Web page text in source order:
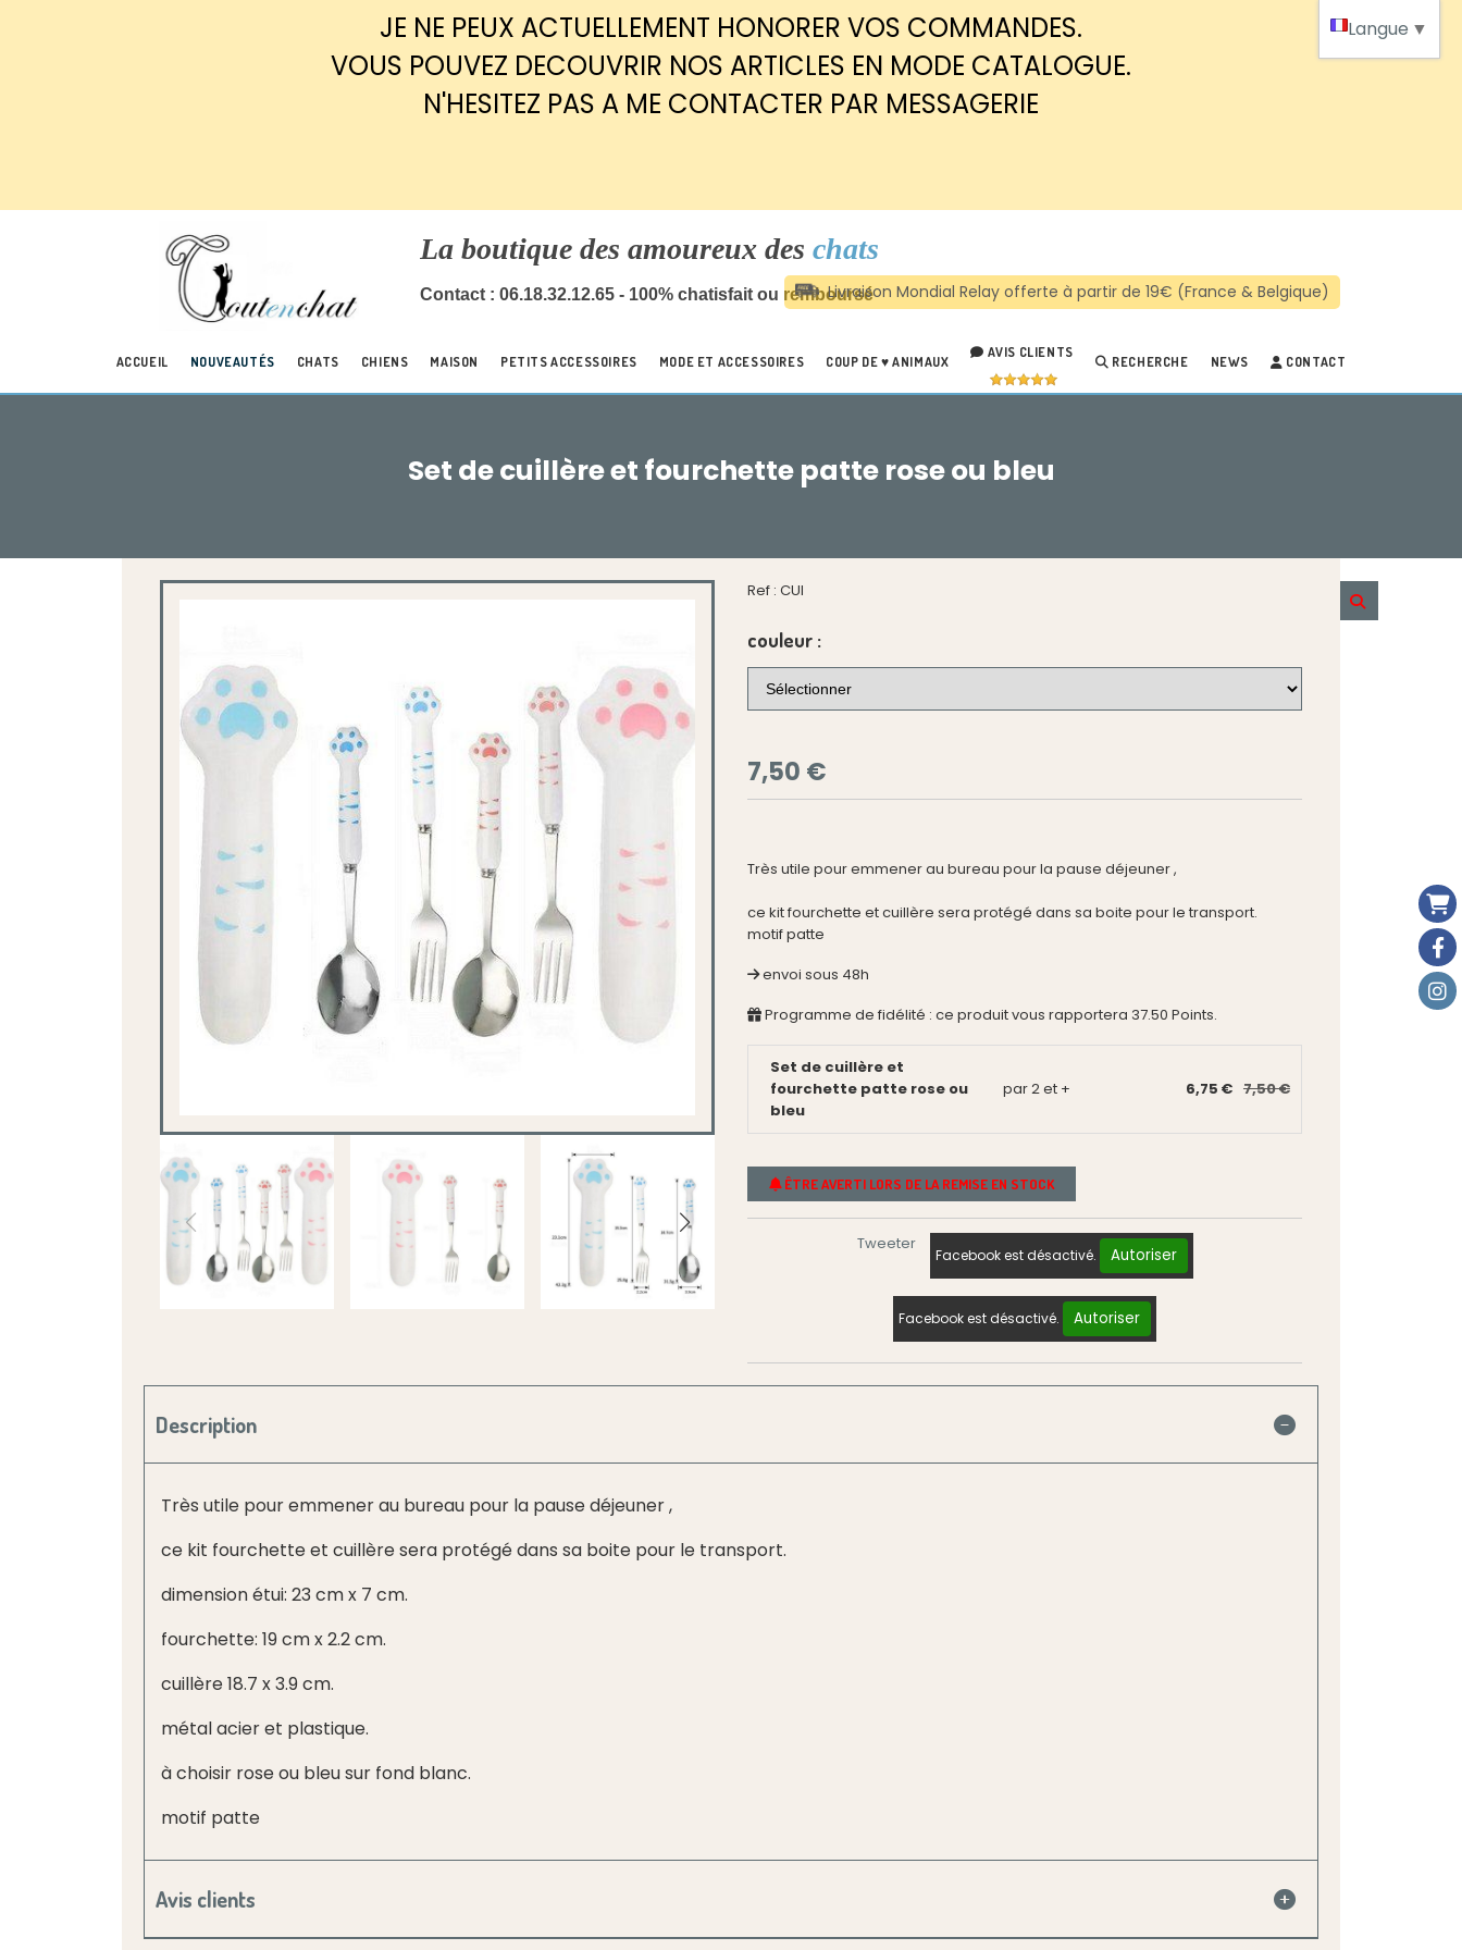
JE NE PEUX ACTUELLEMENT HONORER VOS COMMANDES.
VOUS POUVEZ DECOUVRIR NOS ARTICLES EN MODE CATALOGUE.
N'HESITEZ PAS A ME CONTACTER PAR MESSAGERIE
La boutique des amoureux des chats
Contact : 06.18.32.12.65 - 100% chatisfait ou remboursé
ACCUEIL NOUVEAUTÉS CHATS CHIENS MAISON PETITS ACCESSOIRES MODE ET ACCESSOIRES COUP DE ♥ ANIMAUX
AVIS CLIENTS
RECHERCHE NEWS CONTACT
Set de cuillère et fourchette patte rose ou bleu
Ref : CUI
couleur :
7,50 €
Très utile pour emmener au bureau pour la pause déjeuner ,
ce kit fourchette et cuillère sera protégé dans sa boite pour le transport.
motif patte
envoi sous 48h
Programme de fidélité : ce produit vous rapportera 37.50 Points.
Set de cuillère et
fourchette patte rose ou
bleu
par 2 et + 6,75 € 7,50 €
ÊTRE AVERTI LORS DE LA REMISE EN STOCK
Tweeter
Facebook est désactivé. Autoriser
Facebook est désactivé. Autoriser
Description
Très utile pour emmener au bureau pour la pause déjeuner ,
ce kit fourchette et cuillère sera protégé dans sa boite pour le transport.
dimension étui: 23 cm x 7 cm.
fourchette: 19 cm x 2.2 cm.
cuillère 18.7 x 3.9 cm.
métal acier et plastique.
à choisir rose ou bleu sur fond blanc.
motif patte
Avis clients
Langue ▼